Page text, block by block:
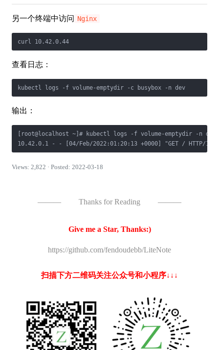
另一个终端中访问 Nginx
curl 10.42.0.44
查看日志：
kubectl logs -f volume-emptydir -c busybox -n dev
输出：
[root@localhost ~]# kubectl logs -f volume-emptydir -n dev
10.42.0.1 - - [04/Feb/2022:01:20:13 +0000] "GET / HTTP/
Views: 2,822 · Posted: 2022-03-18
——— Thanks for Reading ———
Give me a Star, Thanks:)
https://github.com/fendoudebb/LiteNote
扫描下方二维码关注公众号和小程序↓↓↓